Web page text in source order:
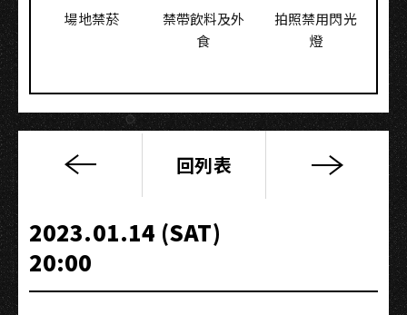
場地禁菸
禁帶飲料及外
食
拍照禁用閃光
燈
爵
此
四|
Tsung
Lin
回列表
2023.01.14 (SAT)
20:00